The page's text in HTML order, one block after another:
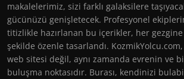
makalelerimiz, sizi farklı galaksilere
gücünüzü genişletecek. Profesyonel
titizlikle hazırlanan bu içerikler, her
şekilde özenle tasarlandı.
web sitesi değil, aynı zamanda evrenin ve
buluşma noktasıdır. Burası, kendinizi